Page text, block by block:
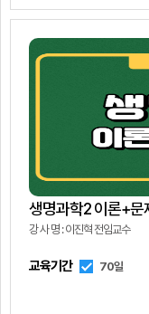
생명과학2 이론+문
강 사 명 : 이진혁 전임교수
교육기간 70일